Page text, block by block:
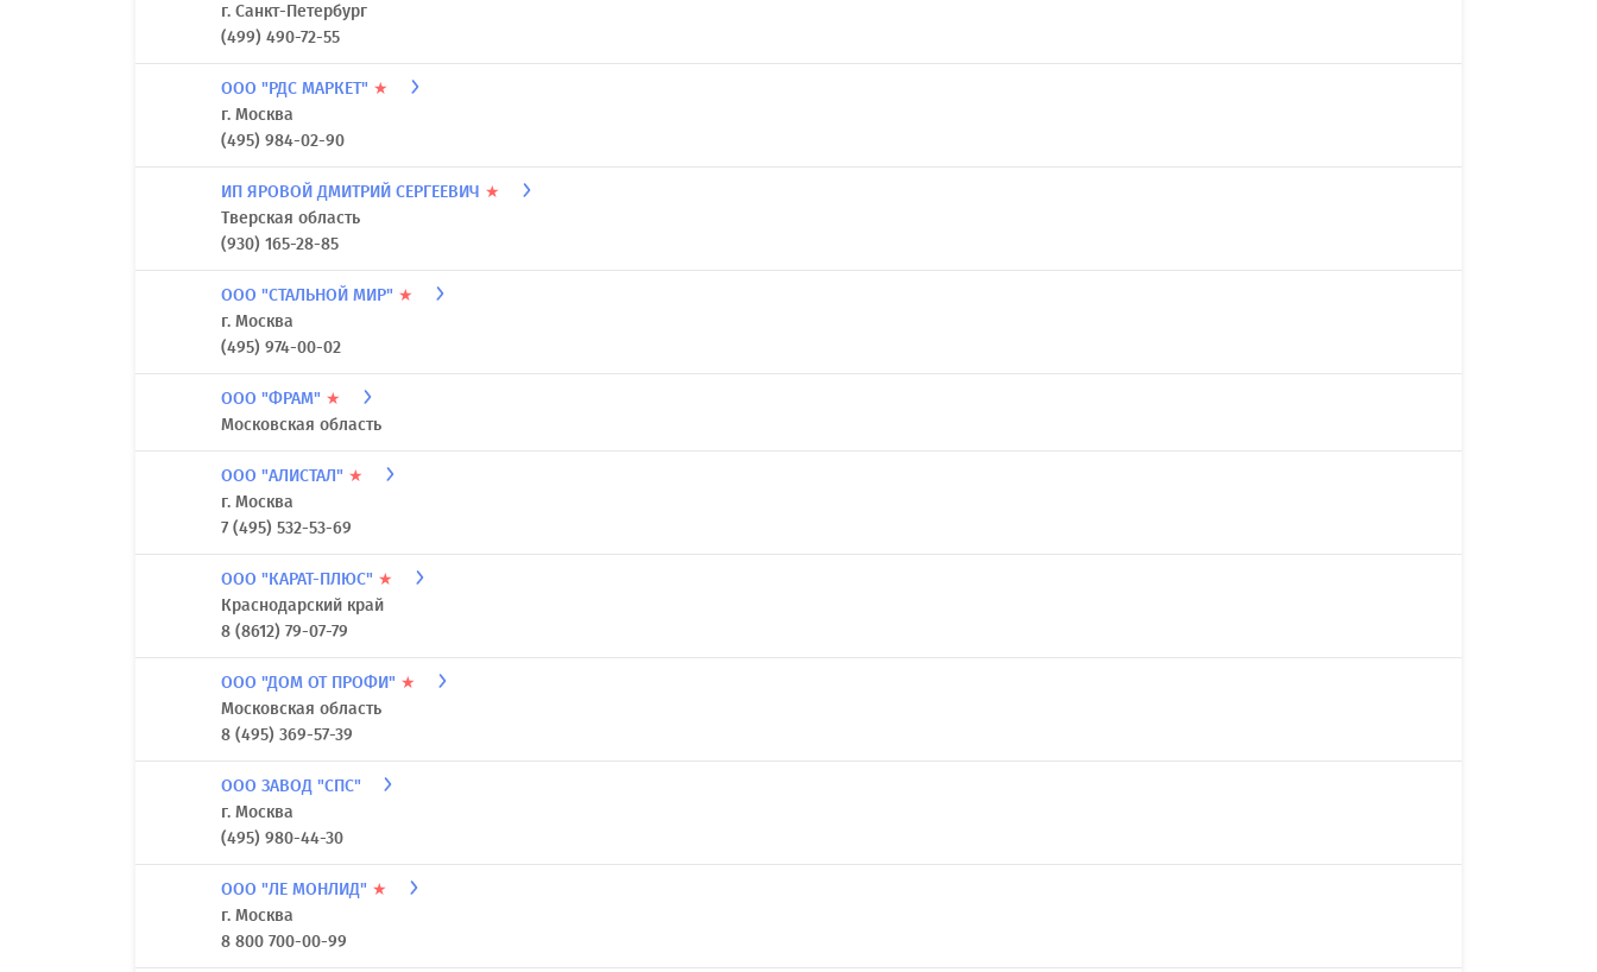
г. Санкт-Петербург
(499) 490-72-55
ООО "РДС МАРКЕТ" ★
г. Москва
(495) 984-02-90
ИП ЯРОВОЙ ДМИТРИЙ СЕРГЕЕВИЧ ★
Тверская область
(930) 165-28-85
ООО "СТАЛЬНОЙ МИР" ★
г. Москва
(495) 974-00-02
ООО "ФРАМ" ★
Московская область
ООО "АЛИСТАЛ" ★
г. Москва
7 (495) 532-53-69
ООО "КАРАТ-ПЛЮС" ★
Краснодарский край
8 (8612) 79-07-79
ООО "ДОМ ОТ ПРОФИ" ★
Московская область
8 (495) 369-57-39
ООО ЗАВОД "СПС"
г. Москва
(495) 980-44-30
ООО "ЛЕ МОНЛИД" ★
г. Москва
8 800 700-00-99